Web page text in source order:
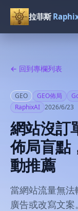
拉菲斯
← 回到專欄列表
GEO GEO佈局
RaphixAI 2026/6/23
網站沒訂
佈局盲點
動推薦
當網站流量無
廣告或改寫文